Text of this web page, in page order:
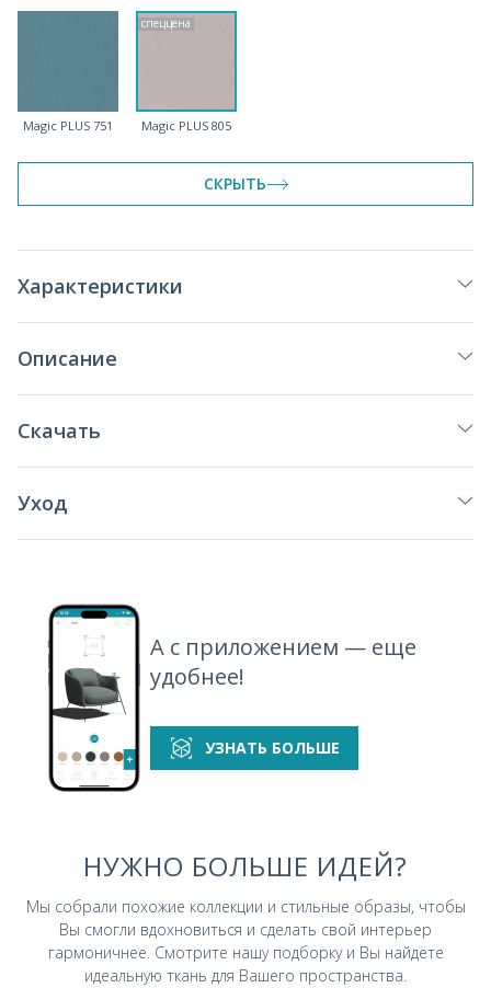
Magic PLUS 751
спеццена
Magic PLUS 805
СКРЫТЬ
Характеристики
Описание
Скачать
Уход
А с приложением — еще
удобнее!
УЗНАТЬ БОЛЬШЕ
НУЖНО БОЛЬШЕ ИДЕЙ?
Мы собрали похожие коллекции и стильные образы, чтобы
Вы смогли вдохновиться и сделать свой интерьер
гармоничнее. Смотрите нашу подборку и Вы найдёте
идеальную ткань для Вашего пространства.